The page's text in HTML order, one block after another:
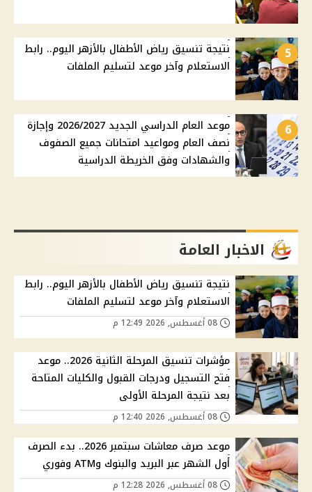
5
نتيجة تنسيق رياض الأطفال بالأزهر اليوم.. رابط
الاستعلام وآخر موعد لتسليم الملفات
6
موعد العام الدراسي الجديد 2026/2027 وإجازة
نصف العام ومواعيد امتحانات جميع الصفوف
والشهادات وفق الخريطة الدراسية
الاخبار العامة
نتيجة تنسيق رياض الأطفال بالأزهر اليوم.. رابط
الاستعلام وآخر موعد لتسليم الملفات
مؤشرات تنسيق المرحلة الثانية 2026.. موعد
فتح التسجيل ودرجات القبول والكليات المتاحة
بعد نتيجة المرحلة الأولى
موعد صرف معاشات سبتمبر 2026.. بدء الصرف
أول الشهر عبر البريد والبنوك وATM وفوري